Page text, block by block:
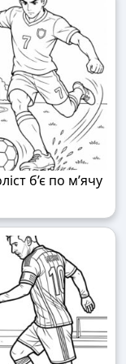
б’є по м’ячу